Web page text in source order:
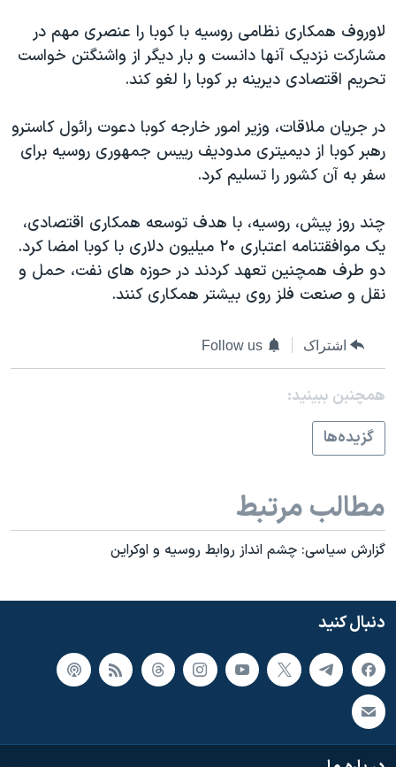
حقوق شهروندی
اقتصادی
علم و فناوری
اسرائیل در جنگ
گالری عکس
آرشیو پخش زنده
انتخابات ریاست جمهوری آمریکا ۲۰۲۴
حمله جمهوری اسلامی به اسرائیل
رمز مهسا
ورزش زنان در ایران
اعتراضات زن، زندگی، آزادی
مجموعه مستندهای دادخواهی
تریبونال مردمی آبان ۹۸
دادگاه حمید نوری
چهل سال گروگان‌گیری
اعتراضات مردمی آبان ۹۸
اسرائیل در جنگ
نرگس محمدی برنده جایزه نوبل صلح
همایش محافظه‌کاران آمریکا «سی‌پک»
سفر پرزیدنت ترامپ به چین
لاوروف همکاری نظامی روسیه با کوبا را عنصری مهم در
مشارکت نزدیک آنها دانست و بار دیگر از واشنگتن خواست
تحریم اقتصادی دیرینه بر کوبا را لغو کند.
در جریان ملاقات، وزیر امور خارجه کوبا دعوت رائول کاسترو
رهبر کوبا از دیمیتری مدودیف رییس جمهوری روسیه برای
سفر به آن کشور را تسلیم کرد.
چند روز پیش، روسیه، با هدف توسعه همکاری اقتصادی،
یک موافقتنامه اعتباری ۲۰ میلیون دلاری با کوبا امضا کرد.
دو طرف همچنین تعهد کردند در حوزه های نفت، حمل و
نقل و صنعت فلز روی بیشتر همکاری کنند.
اشتراک Follow us
همچنبن ببینید:
گزيده‌ها
مطالب مرتبط
گزارش سیاسی: چشم انداز روابط روسیه و اوکراین
دنبال کنید